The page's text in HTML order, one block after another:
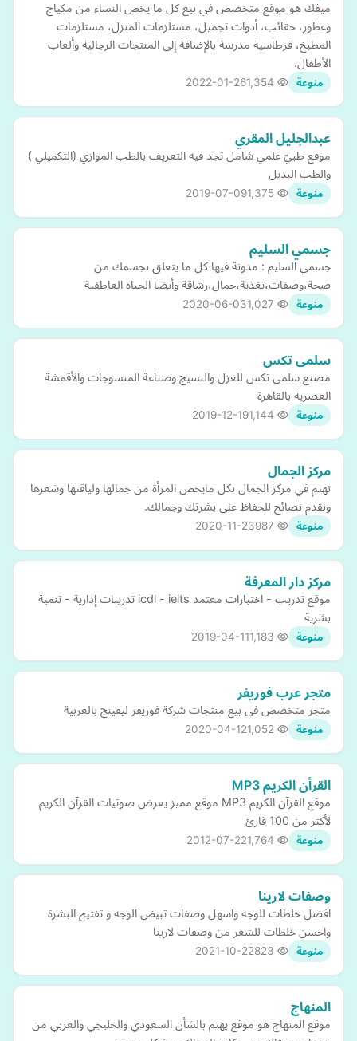
ميڤك هو موقع متخصص في بيع كل ما يخص النساء من مكياج
وعطور، حقائب، أدوات تجميل، مستلزمات المنزل، مستلزمات
المطبخ، قرطاسية مدرسة بالإضافة إلى المنتجات الرجالية وألعاب
الأطفال.
منوعة 2022-01-26
عبدالجليل المقري
موقع طبيّ علمي شامل تجد فيه التعريف بالطب الموازي (التكميلي )
والطب البديل
منوعة 2019-07-09
جسمي السليم
جسمي السليم : مدونة فيها كل ما يتعلق بجسمك من
صحة،وصفات،تغذية،جمال،رشاقة وأيضا الحياة العاطفية
منوعة 2020-06-03
سلمى تكس
مصنع سلمى تكس للغزل والنسيج وصناعة المنسوجات والأقمشة
العصرية بالقاهرة
منوعة 2019-12-19
مركز الجمال
نهتم في مركز الجمال بكل مايخص المرأة من جمالها ولياقتها وشعرها
ونقدم نصائح للحفاظ على بشرتك وجمالك.
منوعة 2020-11-23
مركز دار المعرفة
موقع تدريب - اختبارات معتمد icdl - ielts تدريبات إدارية - تنمية
بشرية
منوعة 2019-04-11
متجر عرب فوريفر
متجر متخصص فى بيع منتجات شركة فوريفر ليفينج بالعربية
منوعة 2020-04-12
القرأن الكريم MP3
موقع القرآن الكريم MP3 موقع مميز يعرض صوتيات القرآن الكريم
لأكثر من 100 قارئ
منوعة 2012-07-22
وصفات لارينا
افضل خلطات للوجه واسهل وصفات تبيض الوجه و تفتيح البشرة
واحسن خلطات للشعر من وصفات لارينا
منوعة 2021-10-22
المنهاج
موقع المنهاج هو موقع يهتم بالشأن السعودي والخليجي والعربي من